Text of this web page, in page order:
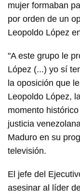
mujer formaban
por orden de un
Leopoldo López
"A este grupo le
López (...) yo sí
la oposición que
Leopoldo López,
momento
justicia
Maduro en su
televisión.
El jefe del
asesinar al líder